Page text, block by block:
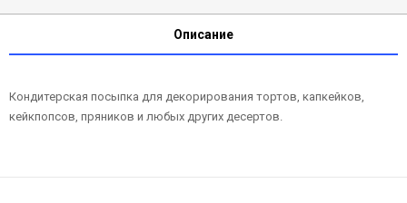
Описание
Кондитерская посыпка для декорирования тортов, капкейков,
кейкпопсов, пряников и любых других десертов.